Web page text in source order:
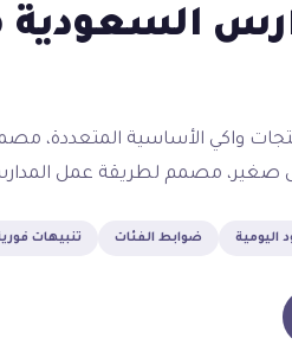
السعودية
واكي الأساسية المتعددة،
صغير، مصمم لطريقة عمل
اليومية ضوابط الفئات تنبيهات